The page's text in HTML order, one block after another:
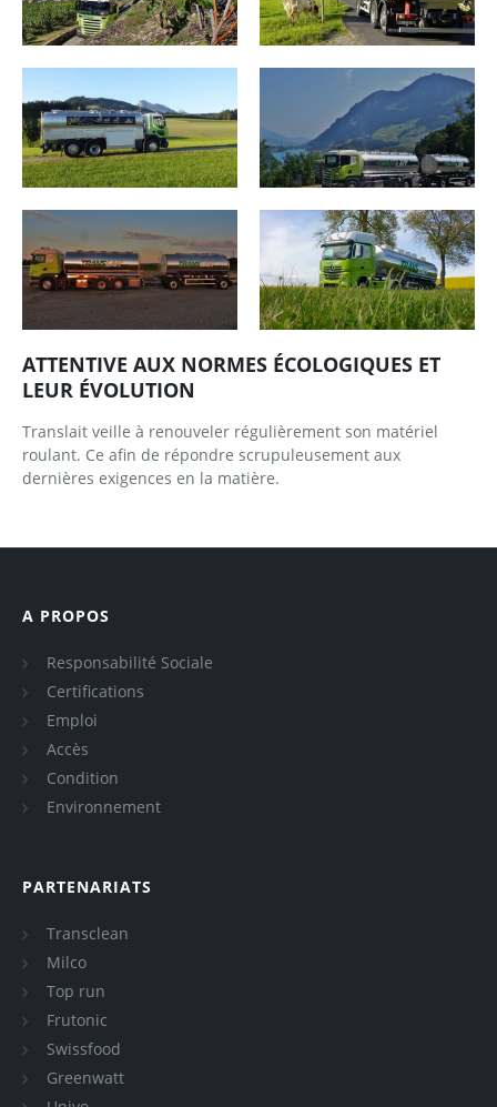
ATTENTIVE AUX NORMES ÉCOLOGIQUES ET
LEUR ÉVOLUTION
Translait veille à renouveler régulièrement son matériel
roulant. Ce afin de répondre scrupuleusement aux
dernières exigences en la matière.
A PROPOS
Responsabilité Sociale
Certifications
Emploi
Accès
Condition
Environnement
PARTENARIATS
Transclean
Milco
Top run
Frutonic
Swissfood
Greenwatt